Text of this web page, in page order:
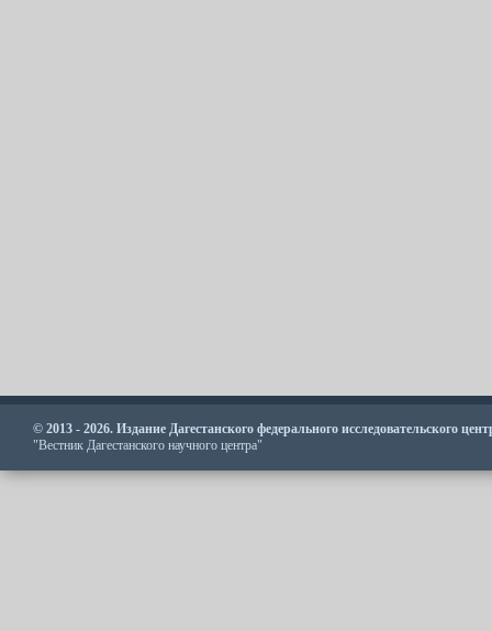
© 2013 - 2026. Издание Дагестанского федерального исследовательского
"Вестник Дагестанского научного центра"